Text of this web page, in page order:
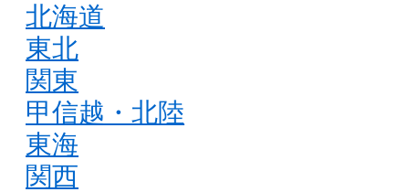
北海道
東北
関東
甲信越・北陸
東海
関西